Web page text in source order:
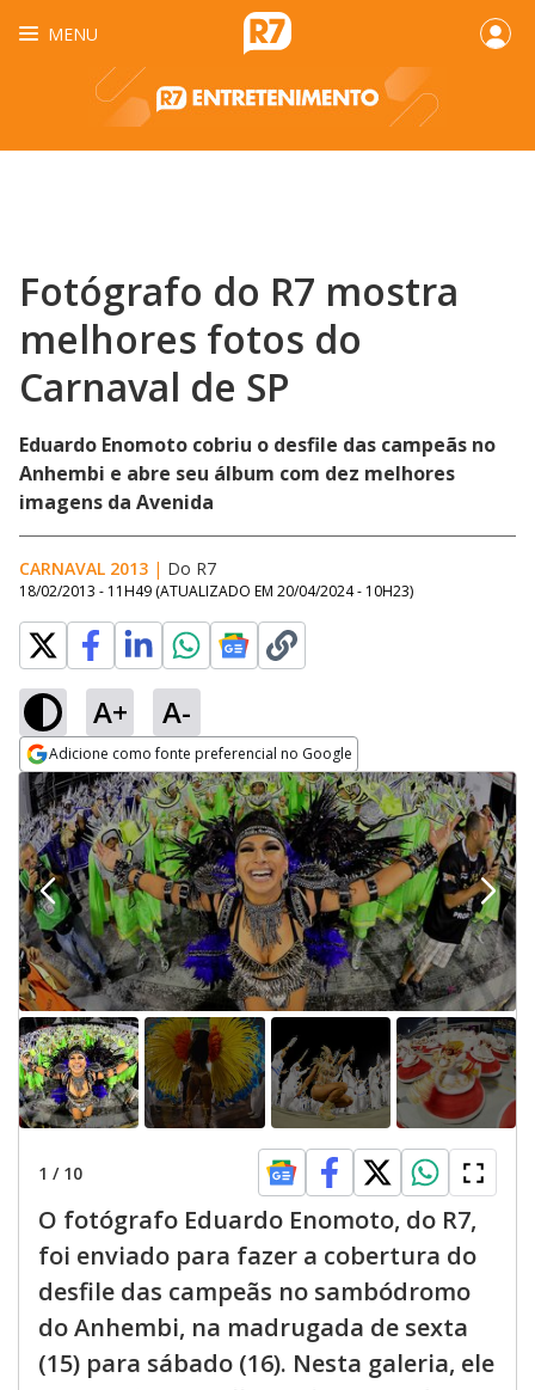
MENU
Fotógrafo do R7 mostra
melhores fotos do
Carnaval de SP
Eduardo Enomoto cobriu o desfile das campeãs no
Anhembi e abre seu álbum com dez melhores
imagens da Avenida
CARNAVAL 2013 | Do R7
18/02/2013 - 11H49 (ATUALIZADO EM 20/04/2024 - 10H23)
A+ A-
Adicione como fonte preferencial no Google
Opens in new window
1 / 10
O fotógrafo Eduardo Enomoto, do R7,
foi enviado para fazer a cobertura do
desfile das campeãs no sambódromo
do Anhembi, na madrugada de sexta
(15) para sábado (16). Nesta galeria, ele